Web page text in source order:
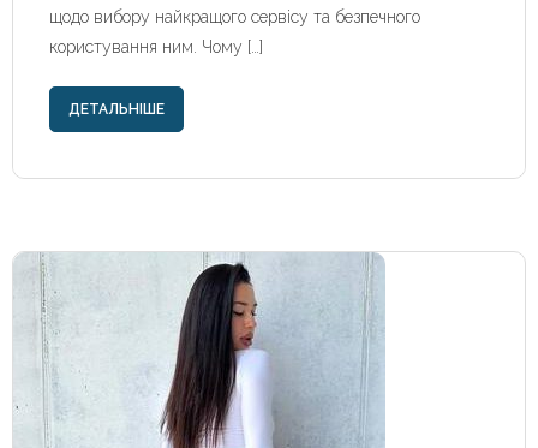
щодо вибору найкращого сервісу та безпечного
користування ним. Чому […]
ДЕТАЛЬНІШЕ